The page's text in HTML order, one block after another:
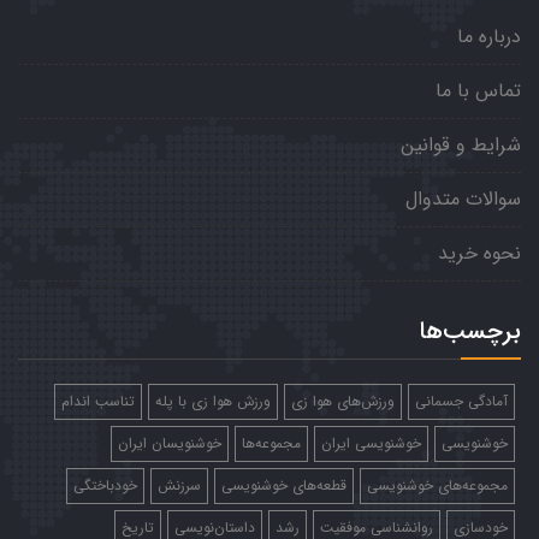
درباره ما
تماس با ما
شرایط و قوانین
سوالات متدوال
نحوه خرید
برچسب‌ها
آمادگی جسمانی ورزش‌های هوا زی ورزش هوا زی با پله
تناسب اندام
خوشنویسی
خوشنویسی ایران مجموعه‌ها
خوشنویسان ایران
مجموعه‌های خوشنویسی
قطعه‌های خوشنویسی سرزنش
خودباختگی
خودسازی
روانشناسی موفقیت رشد داستان‌نویسی تاریخ